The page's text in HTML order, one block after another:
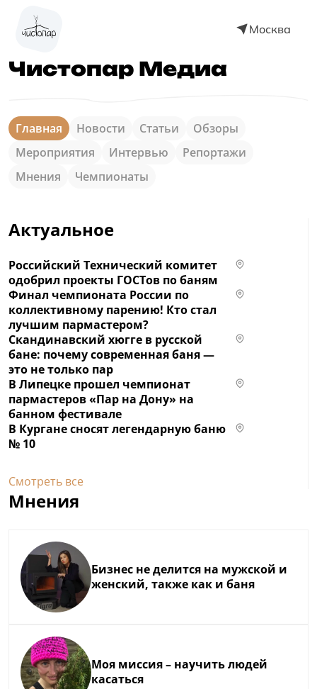
Москва
Чистопар Медиа
Главная Новости Статьи
Обзоры
Мероприятия
Интервью
Репортажи
Мнения
Чемпионаты
Актуальное
Российский Технический комитет
одобрил проекты ГОСТов по баням
Финал чемпионата России по
коллективному парению! Кто стал
лучшим пармастером?
Скандинавский хюгге в русской
бане: почему современная баня —
это не только пар
В Липецке прошел чемпионат
пармастеров «Пар на Дону» на
банном фестивале
В Кургане сносят легендарную баню
№ 10
Смотреть все
Мнения
Бизнес не делится на мужской и
женский, также как и баня
Моя миссия – научить людей
касаться